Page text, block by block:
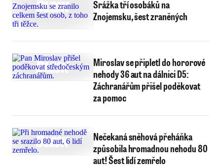
Srážka tří osobáků na
Znojemsku, šest zraněných
Miroslav se připletl do hororové
nehody 36 aut na dálnici D5:
Záchranářům přišel poděkovat
za pomoc
Nečekaná sněhová přeháňka
způsobila hromadnou nehodu 80
aut! Šest lidí zemřelo